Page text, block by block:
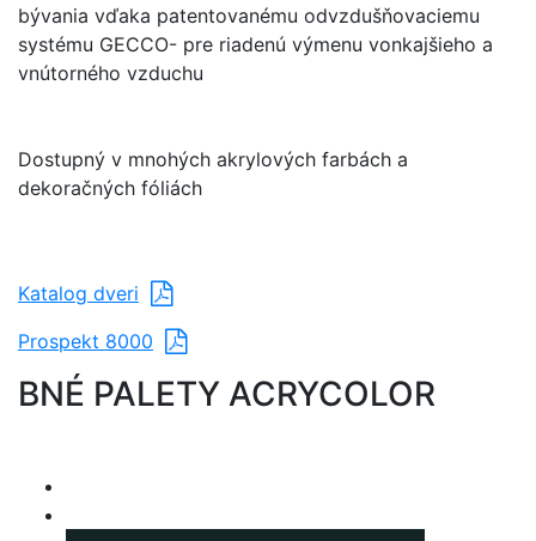
bývania vďaka patentovanému odvzdušňovaciemu
systému GECCO- pre riadenú výmenu vonkajšieho a
vnútorného vzduchu
Dostupný v mnohých akrylových farbách a
dekoračných fóliách
Katalog dveri
Prospekt 8000
BNÉ PALETY ACRYCOLOR